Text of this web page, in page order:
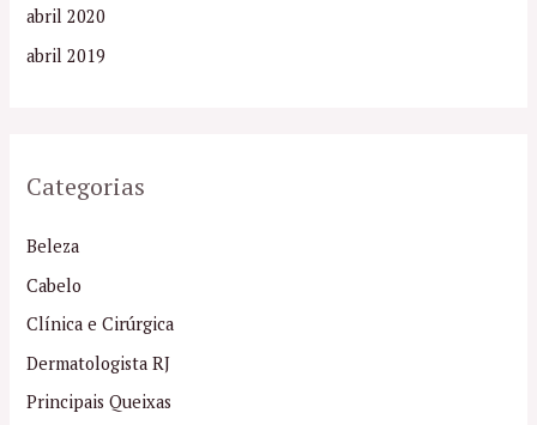
abril 2020
abril 2019
Categorias
Beleza
Cabelo
Clínica e Cirúrgica
Dermatologista RJ
Principais Queixas